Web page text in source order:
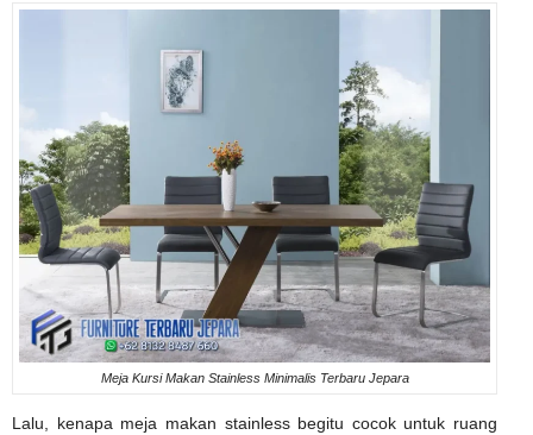
Meja Kursi Makan Stainless Minimalis Terbaru Jepara
Lalu, kenapa meja makan stainless begitu cocok untuk ruang